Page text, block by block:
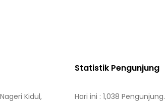
Kidul,
Statistik Pengunjung
Hari ini : 1,038 Pengunjung.